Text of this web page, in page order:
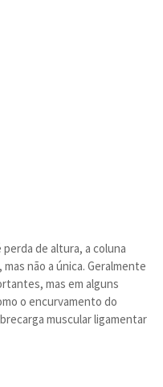
de altura, a coluna
não a única. Geralmente
mas em alguns
o encurvamento do
muscular ligamentar